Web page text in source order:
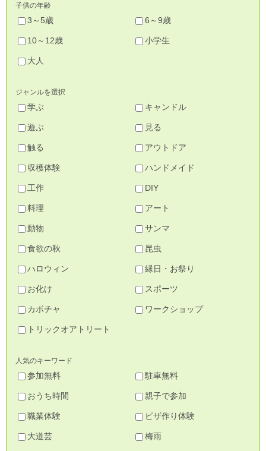
子供の年齢
3～5歳 6～9歳
10～12歳 小学生
大人
ジャンルを選択
学ぶ キャンドル
遊ぶ 見る
触る アウトドア
収穫体験 ハンドメイド
工作 DIY
料理 アート
動物 サンマ
食欲の秋 昆虫
ハロウィン 縁日・お祭り
お化け スポーツ
カボチャ ワークショップ
トリックオアトリート
人気のキーワード
参加無料 駐車無料
おうち時間 親子で参加
職業体験 ピザ作り体験
大道芸 梅雨